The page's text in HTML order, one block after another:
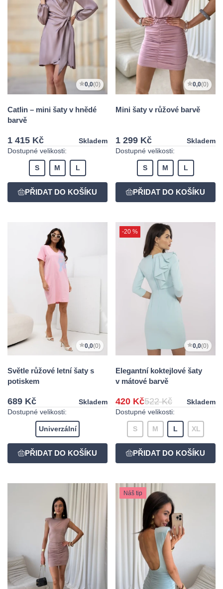
0,0(0)
Catlin – mini šaty v hnědé
barvě
1 415 Kč
Skladem
Dostupné velikosti:
S M L
0,0(0)
Mini šaty v růžové barvě
1 299 Kč
Skladem
Dostupné velikosti:
S M L
0,0(0)
Světle růžové letní šaty s
potiskem
689 Kč
Skladem
Dostupné velikosti:
Univerzální
-20 %
0,0(0)
Elegantní koktejlové šaty
v mátové barvě
420 Kč522 Kč
Skladem
Dostupné velikosti:
S M L XL
Náš tip